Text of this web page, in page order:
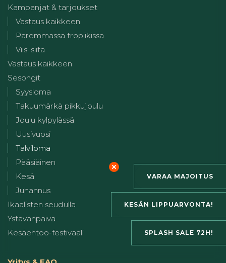
VARAA MAJOITUS
KESÄN LIPPUARVONTA!
SPLASH SALE 72H!
Kampanjat & tarjoukset
Vastaus kaikkeen
Paremmassa tropiikissa
Viis' siitä
Vastaus kaikkeen
Sesongit
Syysloma
Takuumärkä pikkujoulu
Joulu kylpylässä
Uusivuosi
Talviloma
Pääsiäinen
Kesä
Juhannus
Ikaalisten seudulla
Ystävänpäivä
Kesäehtoo-festivaali